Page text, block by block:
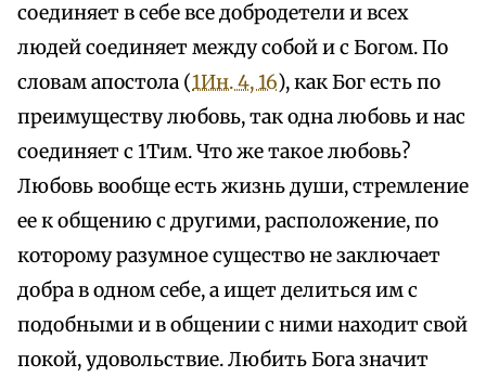
соединяет в себе все добродетели и всех
людей соединяет между собой и с Богом. По
словам апостола (1Ин. 4, 16), как Бог есть по
преимуществу любовь, так одна любовь и нас
соединяет с 1Тим. Что же такое любовь?
Любовь вообще есть жизнь души, стремление
ее к общению с другими, расположение, по
которому разумное существо не заключает
добра в одном себе, а ищет делиться им с
подобными и в общении с ними находит свой
покой, удовольствие. Любить Бога значит